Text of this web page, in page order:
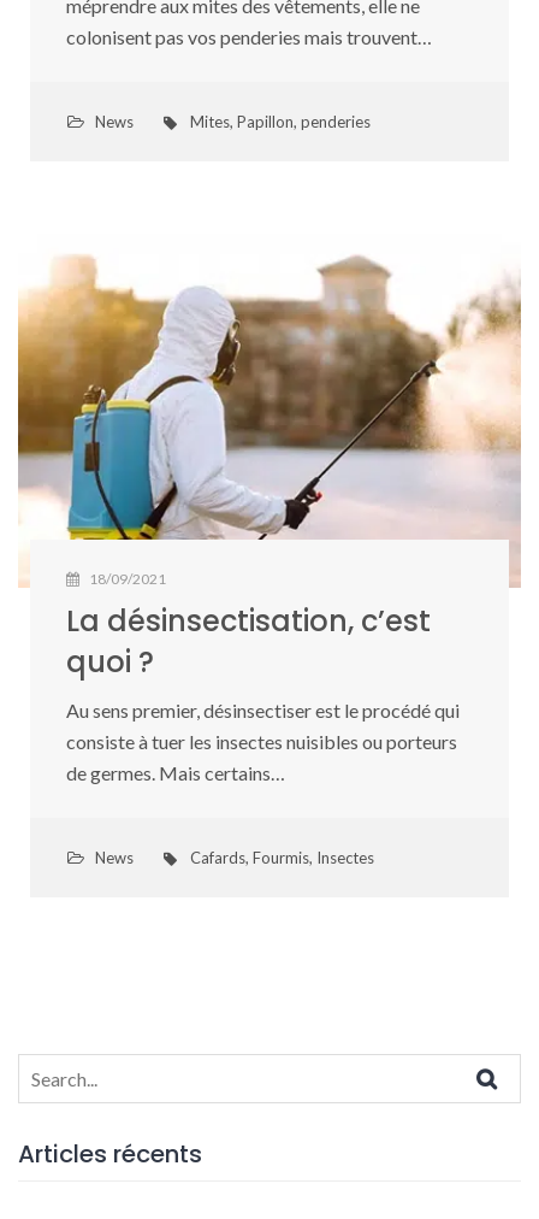
méprendre aux mites des vêtements, elle ne
colonisent pas vos penderies mais trouvent…
News Mites,Papillon,penderies
18/09/2021
La désinsectisation, c’est
quoi ?
Au sens premier, désinsectiser est le procédé qui
consiste à tuer les insectes nuisibles ou porteurs
de germes. Mais certains…
News Cafards,Fourmis, Insectes
for:
Articles récents